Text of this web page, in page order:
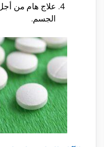
علاج هام من
الجسم.